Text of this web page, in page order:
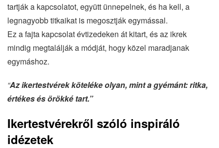
tartják a kapcsolatot, együtt ünnepelnek, és ha kell, a
legnagyobb titkaikat is megosztják egymással.
Ez a fajta kapcsolat évtizedeken át kitart, és az ikrek
mindig megtalálják a módját, hogy közel maradjanak
egymáshoz.
“Az ikertestvérek köteléke olyan, mint a gyémánt: ritka,
értékes és örökké tart.”
Ikertestvérekről szóló inspiráló
idézetek